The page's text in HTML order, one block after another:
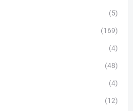
(5)
(169)
(4)
(48)
(4)
(12)